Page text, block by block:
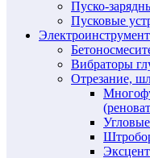
Пуско-
Пусковые
Электроинструмент
Вибраторы
Отрезание,